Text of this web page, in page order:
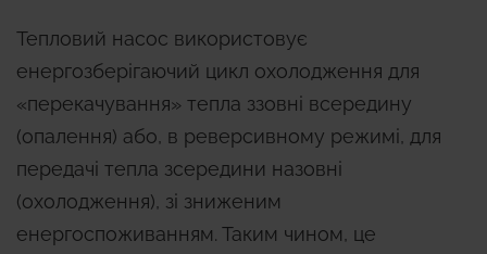
Тепловий насос використовує
енергозберігаючий цикл охолодження для
«перекачування» тепла ззовні всередину
(опалення) або, в реверсивному режимі, для
передачі тепла зсередини назовні
(охолодження), зі зниженим
енергоспоживанням. Таким чином, це